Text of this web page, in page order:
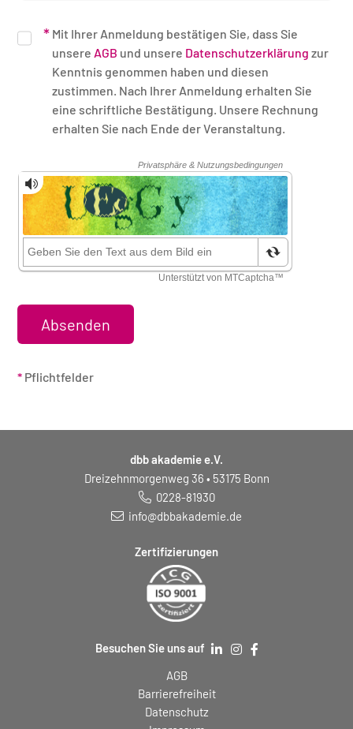
Mit Ihrer Anmeldung bestätigen Sie, dass Sie
unsere AGB und unsere Datenschutzerklärung zur
Kenntnis genommen haben und diesen
zustimmen. Nach Ihrer Anmeldung erhalten Sie
eine schriftliche Bestätigung. Unsere Rechnung
erhalten Sie nach Ende der Veranstaltung.
Sicherheitsüberprüfung
* Pflichtfelder
dbb akademie e.V.
Dreizehnmorgenweg 36 • 53175 Bonn
0228-81930
info@dbbakademie.de
Zertifizierungen
Besuchen Sie uns auf
AGB
Barrierefreiheit
Datenschutz